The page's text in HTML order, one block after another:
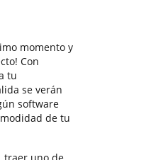
momento y
Con
tu
se verán
software
de tu